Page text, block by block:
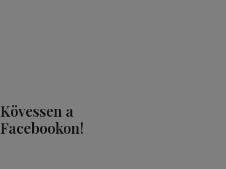
Kövessen a
Facebookon!